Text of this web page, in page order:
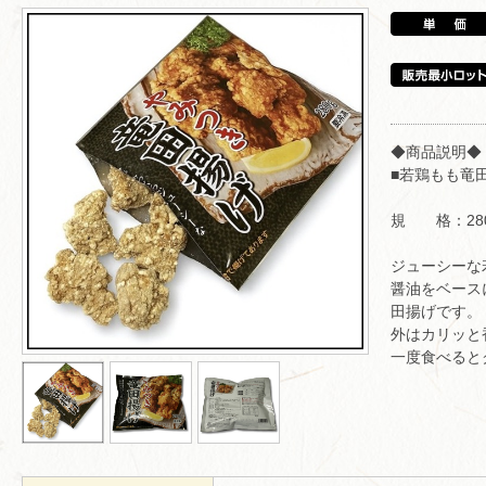
◆商品説明◆
■若鶏もも竜
規 格：
ジューシー
醤油をベー
田揚げです。
外はカリッ
一度食べると